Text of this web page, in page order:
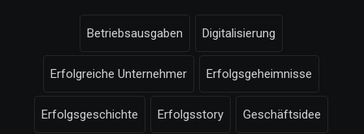
Betriebsausgaben Digitalisierung
Erfolgreiche Unternehmer Erfolgsgeheimnisse
Erfolgsgeschichte Erfolgsstory Geschäftsidee